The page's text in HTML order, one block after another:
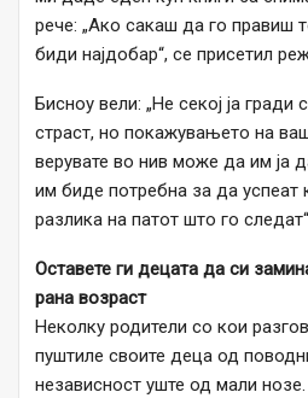
рече: „Ако сакаш да го правиш
биди најдобар“, се присетил
Бисноу вели: „Не секој ја гради
страст, но покажувањето на
верувате во нив може да им ја
им биде потребна за да успеат
разлика на патот што го
Оставете ги децата да си
рана возраст
Неколку родители со кои
пуштиле своите деца од
независност уште од мали